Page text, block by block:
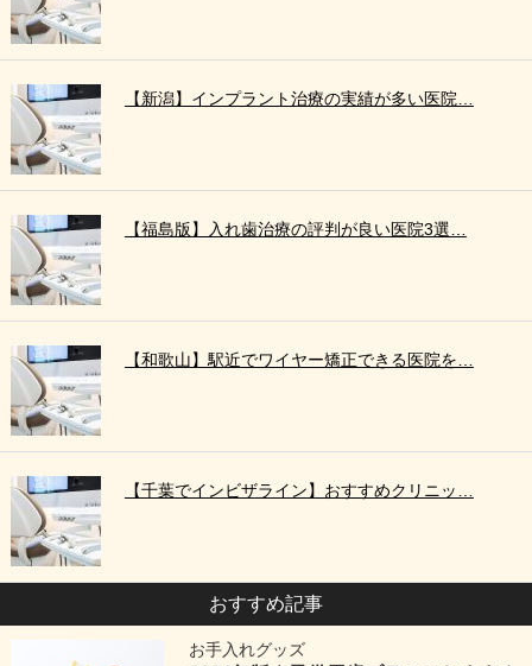
【新潟】インプラント治療の実績が多い医院…
【福島版】入れ歯治療の評判が良い医院3選…
【和歌山】駅近でワイヤー矯正できる医院を…
【千葉でインビザライン】おすすめクリニッ…
おすすめ記事
お手入れグッズ